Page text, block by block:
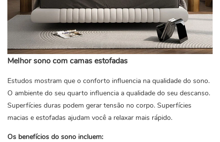
Melhor sono com camas estofadas
Estudos mostram que o conforto influencia na qualidade do sono.
O ambiente do seu quarto influencia a qualidade do seu descanso.
Superfícies duras podem gerar tensão no corpo. Superfícies
macias e estofadas ajudam você a relaxar mais rápido.
Os benefícios do sono incluem: